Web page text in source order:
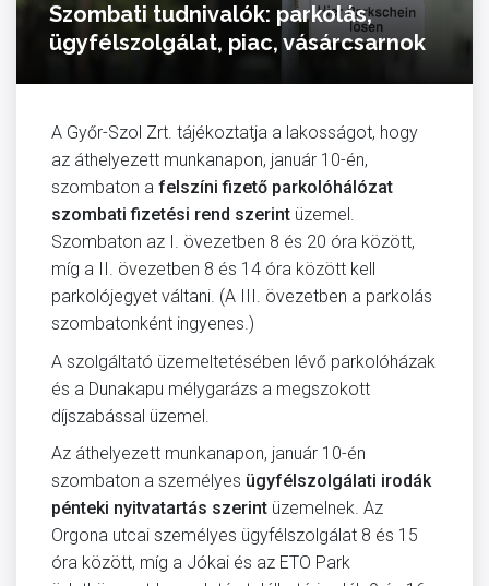
Szombati tudnivalók: parkolás,
ügyfélszolgálat, piac, vásárcsarnok
A Győr-Szol Zrt. tájékoztatja a lakosságot, hogy
az áthelyezett munkanapon, január 10-én,
szombaton a felszíni fizető parkolóhálózat
szombati fizetési rend szerint üzemel.
Szombaton az I. övezetben 8 és 20 óra között,
míg a II. övezetben 8 és 14 óra között kell
parkolójegyet váltani. (A III. övezetben a parkolás
szombatonként ingyenes.)
A szolgáltató üzemeltetésében lévő parkolóházak
és a Dunakapu mélygarázs a megszokott
díjszabással üzemel.
Az áthelyezett munkanapon, január 10-én
szombaton a személyes ügyfélszolgálati irodák
pénteki nyitvatartás szerint üzemelnek. Az
Orgona utcai személyes ügyfélszolgálat 8 és 15
óra között, míg a Jókai és az ETO Park